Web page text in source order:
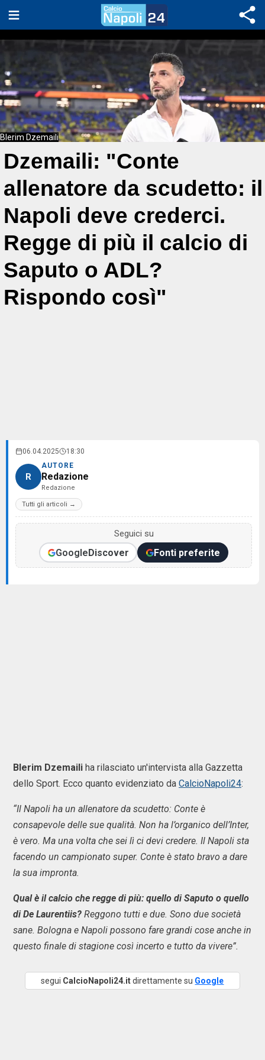
Blerim Dzemaili
Dzemaili: "Conte
allenatore da scudetto: il
Napoli deve crederci.
Regge di più il calcio di
Saputo o ADL?
Rispondo così"
06.04.2025 18:30
R
AUTORE
Redazione
Redazione
Tutti gli articoli →
Seguici su
GoogleDiscover Fonti preferite
Blerim Dzemaili ha rilasciato un'intervista alla Gazzetta
dello Sport. Ecco quanto evidenziato da CalcioNapoli24:
“Il Napoli ha un allenatore da scudetto: Conte è
consapevole delle sue qualità. Non ha l’organico dell’Inter,
è vero. Ma una volta che sei lì ci devi credere. Il Napoli sta
facendo un campionato super. Conte è stato bravo a dare
la sua impronta.
Qual è il calcio che regge di più: quello di Saputo o quello
di De Laurentiis? Reggono tutti e due. Sono due società
sane. Bologna e Napoli possono fare grandi cose anche in
questo finale di stagione così incerto e tutto da vivere”.
segui CalcioNapoli24.itdirettamente su Google